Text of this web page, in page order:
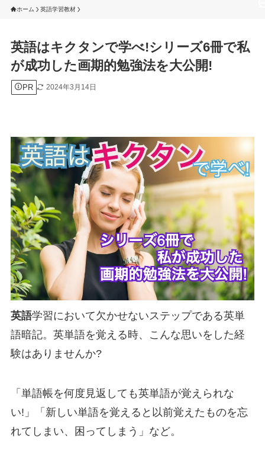
ホーム 英語学習教材
英語はキクタンで学べ!シリーズ6冊で私
が成功した画期的勉強法を大公開!
PR 2024年3月14日
英語学習において欠かせないステップである英単
語暗記。英単語を覚える時、こんな思いをした経
験はありませんか?
「単語帳を何度見返しても英単語が覚えられな
い!」「新しい単語を覚えると以前覚えたものを忘
れてしまい、
困ってしまう」など。